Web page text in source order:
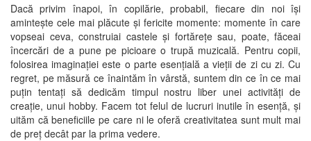
Dacă privim înapoi, în copilărie, probabil, fiecare din noi își
amintește cele mai plăcute și fericite momente: momente în care
vopseai ceva, construiai castele și fortărețe sau, poate, făceai
încercări de a pune pe picioare o trupă muzicală. Pentru copii,
folosirea imaginației este o parte esențială a vieții de zi cu zi. Cu
regret, pe măsură ce înaintăm în vârstă, suntem din ce în ce mai
puțin tentați să dedicăm timpul nostru liber unei activități de
creație, unui hobby. Facem tot felul de lucruri inutile în esență, și
uităm că beneficiile pe care ni le oferă creativitatea sunt mult mai
de preț decât par la prima vedere.